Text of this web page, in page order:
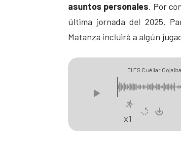
asuntos personales. Por
última jornada del 2025.
Matanza incluirá a algún
El FS Cuéllar
x1